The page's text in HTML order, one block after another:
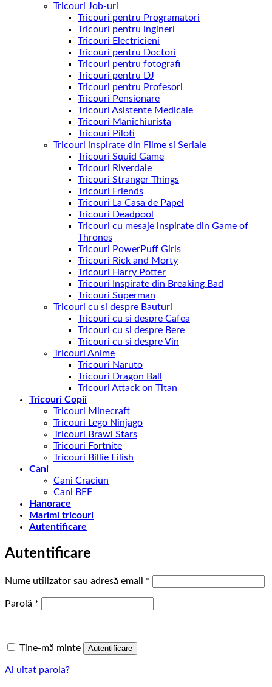
Tricouri Job-uri
Tricouri pentru Programatori
Tricouri pentru ingineri
Tricouri Electricieni
Tricouri pentru Doctori
Tricouri pentru fotografi
Tricouri pentru DJ
Tricouri pentru Profesori
Tricouri Pensionare
Tricouri Asistente Medicale
Tricouri Manichiurista
Tricouri Piloti
Tricouri inspirate din Filme si Seriale
Tricouri Squid Game
Tricouri Riverdale
Tricouri Stranger Things
Tricouri Friends
Tricouri La Casa de Papel
Tricouri Deadpool
Tricouri cu mesaje inspirate din Game of
Thrones
Tricouri PowerPuff Girls
Tricouri Rick and Morty
Tricouri Harry Potter
Tricouri Inspirate din Breaking Bad
Tricouri Superman
Tricouri cu si despre Bauturi
Tricouri cu si despre Cafea
Tricouri cu si despre Bere
Tricouri cu si despre Vin
Tricouri Anime
Tricouri Naruto
Tricouri Dragon Ball
Tricouri Attack on Titan
Tricouri Copii
Tricouri Minecraft
Tricouri Lego Ninjago
Tricouri Brawl Stars
Tricouri Fortnite
Tricouri Billie Eilish
Cani
Cani Craciun
Cani BFF
Hanorace
Marimi tricouri
Autentificare
Autentificare
Nume utilizator sau adresă email *
Parolă *
Ține-mă minte Autentificare
Ai uitat parola?